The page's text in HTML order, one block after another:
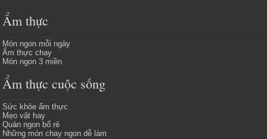
Ẩm thực
Món ngon mỗi ngày
Ẩm thực chay
Món ngon 3 miền
Ẩm thực cuộc sống
Sức khỏe ẩm thực
Mẹo vặt hay
Quán ngon bổ rẻ
Những món chay ngon dễ làm